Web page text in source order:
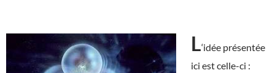
L‘idée présentée
ici est celle-ci :